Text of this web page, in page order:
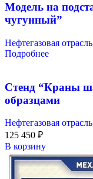
Модель на
чугунный”
Нефтегазовая отрасль
Подробнее
Стенд “Краны
образцами
Нефтегазовая отрасль
125 450 ₽
В корзину